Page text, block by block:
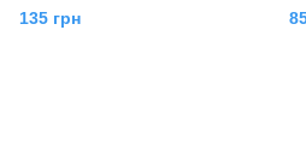
таблеток 7 дней)
135 грн